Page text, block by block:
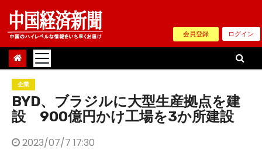
Skip
content
会員登録 ログイン
企業
BYD、 ブラジルに大型生産拠点を建
設 900億円かけ工場を3か所建設
2023/07/7 17:30